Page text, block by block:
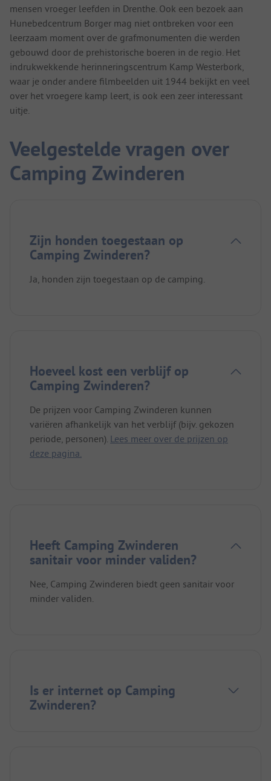
mensen vroeger leefden in Drenthe. Ook een bezoek aan
Hunebedcentrum Borger mag niet ontbreken voor een
leerzaam moment over de grafmonumenten die werden
gebouwd door de prehistorische boeren in de regio. Het
indrukwekkende herinneringscentrum Kamp Westerbork,
waar je onder andere filmbeelden uit 1944 bekijkt en veel
over het vroegere kamp leert, is ook een zeer interessant
uitje.
Veelgestelde vragen over
Camping Zwinderen
Zijn honden toegestaan op
Camping Zwinderen?
Ja, honden zijn toegestaan op de camping.
Hoeveel kost een verblijf op
Camping Zwinderen?
De prijzen voor Camping Zwinderen kunnen
variëren afhankelijk van het verblijf (bijv. gekozen
periode, personen). Lees meer over de prijzen op
deze pagina.
Heeft Camping Zwinderen
sanitair voor minder validen?
Nee, Camping Zwinderen biedt geen sanitair voor
minder validen.
Is er internet op Camping
Zwinderen?